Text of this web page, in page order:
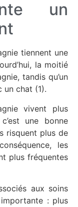
un
tiennent une
la moitié
tandis qu’un
un chat (1).
vivent plus
une bonne
risquent plus de
les
plus fréquentes
aux soins
: plus